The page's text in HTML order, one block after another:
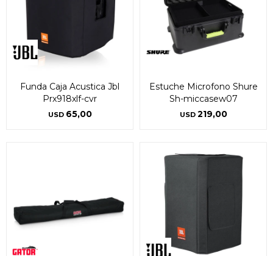
Funda Caja Acustica Jbl
Prx918xlf-cvr
USD 65,00
Estuche Microfono Shure
Sh-miccasew07
USD 219,00